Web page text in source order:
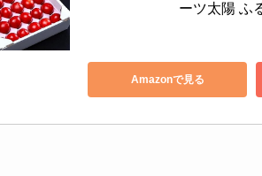
ーツ太陽 ふ
Amazonで見る